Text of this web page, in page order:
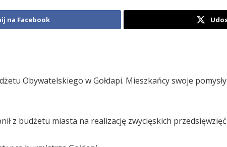
na Facebook
Obywatelskiego w Gołdapi. Mieszkańcy swoje
z budżetu miasta na realizację zwycięskich przedsięwzięć